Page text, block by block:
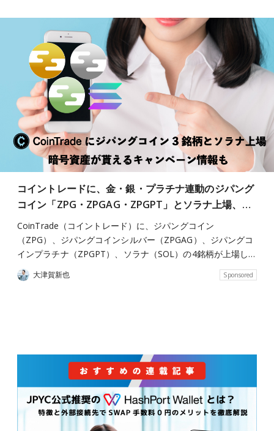
コイントレードに、金・銀・プラチナ連動のジパング
コイン「ZPG・ZPGAG・ZPGPT」とソラナ上場、…
CoinTrade（コイントレード）に、ジパングコイン
（ZPG）、ジパングコインシルバー（ZPGAG）、ジパングコ
インプラチナ（ZPGPT）、ソラナ（SOL）の4銘柄が上場し…
大津賀新也 Sponsored